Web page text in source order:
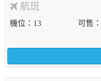
航班
機位 13 可售